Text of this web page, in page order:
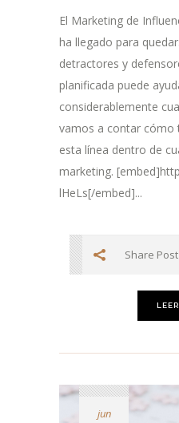
El Marketing de
ha llegado para
detractores y
planificada puede
considerablemente
vamos a contar
esta línea dentro de
marketing.
lHeLs[/embed]...
Share Post
jun